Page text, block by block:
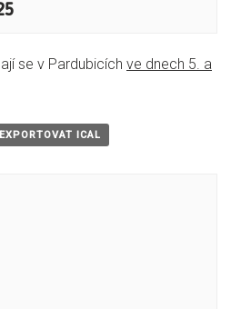
se v Pardubicích ve dnech 5. a
ICAL